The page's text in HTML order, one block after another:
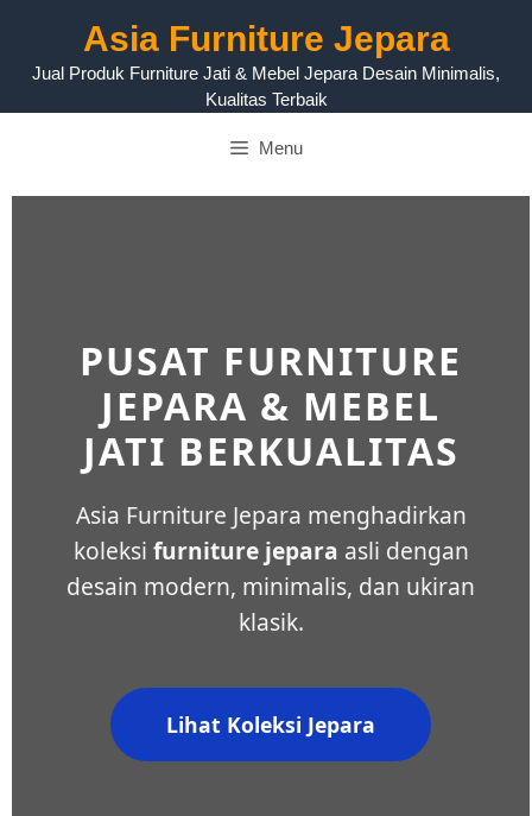
Asia Furniture Jepara
Jual Produk Furniture Jati & Mebel Jepara Desain Minimalis,
Kualitas Terbaik
Menu
PUSAT FURNITURE
JEPARA & MEBEL
JATI BERKUALITAS
Asia Furniture Jepara menghadirkan
koleksi furniture jepara asli dengan
desain modern, minimalis, dan ukiran
klasik.
Lihat Koleksi Jepara